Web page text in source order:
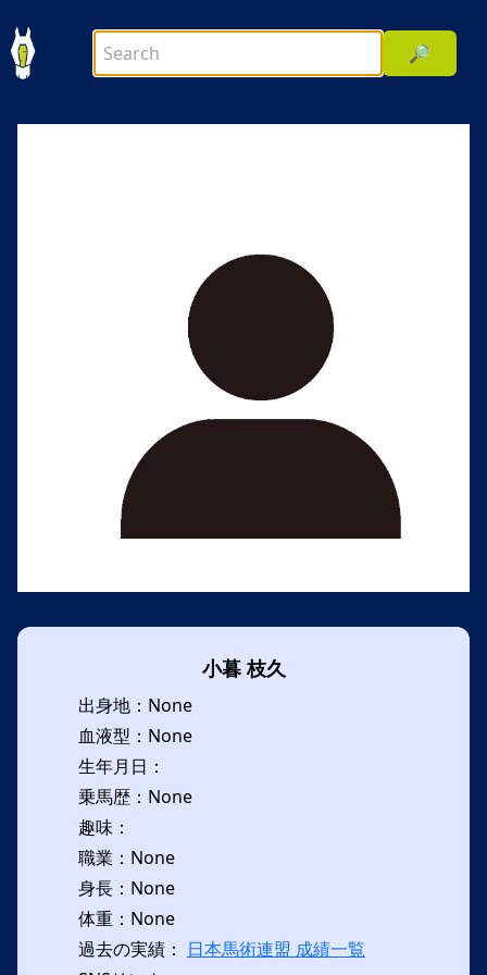
🔎
小暮 枝久
出身地：None
血液型：None
生年月日：
乗馬歴：None
趣味：
職業：None
身長：None
体重：None
過去の実績： 日本馬術連盟 成績一覧